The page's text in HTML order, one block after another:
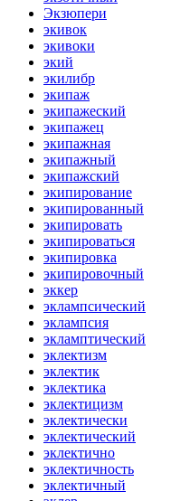
Экзюпери
экивок
экивоки
экий
экилибр
экипаж
экипажеский
экипажец
экипажная
экипажный
экипажский
экипирование
экипированный
экипировать
экипироваться
экипировка
экипировочный
эккер
эклампсический
эклампсия
экламптический
эклектизм
эклектик
эклектика
эклектицизм
эклектически
эклектический
эклектично
эклектичность
эклектичный